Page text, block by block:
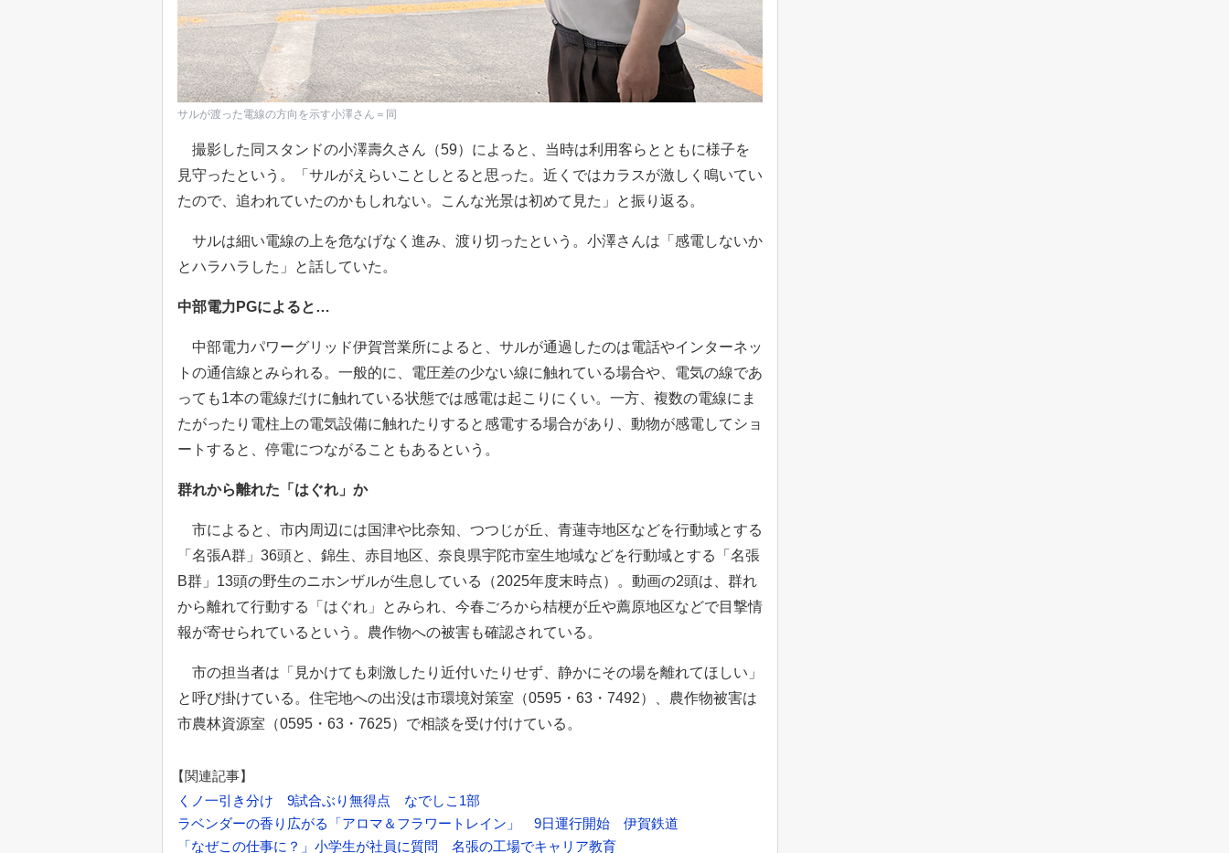
サルが渡った電線の方向を示す小澤さん＝同
撮影した同スタンドの小澤壽久さん（59）によると、当時は利用客らとともに様子を
見守ったという。「サルがえらいことしとると思った。近くではカラスが激しく鳴いてい
たので、追われていたのかもしれない。こんな光景は初めて見た」と振り返る。
サルは細い電線の上を危なげなく進み、渡り切ったという。小澤さんは「感電しないか
とハラハラした」と話していた。
中部電力PGによると…
中部電力パワーグリッド伊賀営業所によると、サルが通過したのは電話やインターネッ
トの通信線とみられる。一般的に、電圧差の少ない線に触れている場合や、電気の線であ
っても1本の電線だけに触れている状態では感電は起こりにくい。一方、複数の電線にま
たがったり電柱上の電気設備に触れたりすると感電する場合があり、動物が感電してショ
ートすると、停電につながることもあるという。
群れから離れた「はぐれ」か
市によると、市内周辺には国津や比奈知、つつじが丘、青蓮寺地区などを行動域とする
「名張A群」36頭と、錦生、赤目地区、奈良県宇陀市室生地域などを行動域とする「名張
B群」13頭の野生のニホンザルが生息している（2025年度末時点）。動画の2頭は、群れ
から離れて行動する「はぐれ」とみられ、今春ごろから桔梗が丘や薦原地区などで目撃情
報が寄せられているという。農作物への被害も確認されている。
市の担当者は「見かけても刺激したり近付いたりせず、静かにその場を離れてほしい」
と呼び掛けている。住宅地への出没は市環境対策室（0595・63・7492）、農作物被害は
市農林資源室（0595・63・7625）で相談を受け付けている。
【関連記事】
くノ一引き分け 9試合ぶり無得点 なでしこ1部
ラベンダーの香り広がる「アロマ＆フラワートレイン」 9日運行開始 伊賀鉄道
「なぜこの仕事に？」小学生が社員に質問 名張の工場でキャリア教育